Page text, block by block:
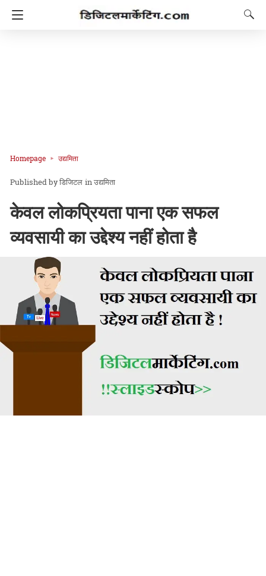
Homepage उद्यमिता
डिजिटल inउद्यमिता
केवल लोकप्रियता पाना एक सफल
व्यवसायी का उद्देश्य नहीं होता है